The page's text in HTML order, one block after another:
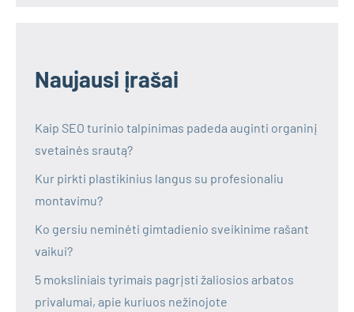
Naujausi įrašai
Kaip SEO turinio talpinimas padeda auginti organinį
svetainės srautą?
Kur pirkti plastikinius langus su profesionaliu
montavimu?
Ko gersiu neminėti gimtadienio sveikinime rašant
vaikui?
5 moksliniais tyrimais pagrįsti žaliosios arbatos
privalumai, apie kuriuos nežinojote